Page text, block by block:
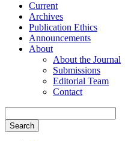
Current
Archives
Publication Ethics
Announcements
About
About the Journal
Submissions
Editorial Team
Contact
Search